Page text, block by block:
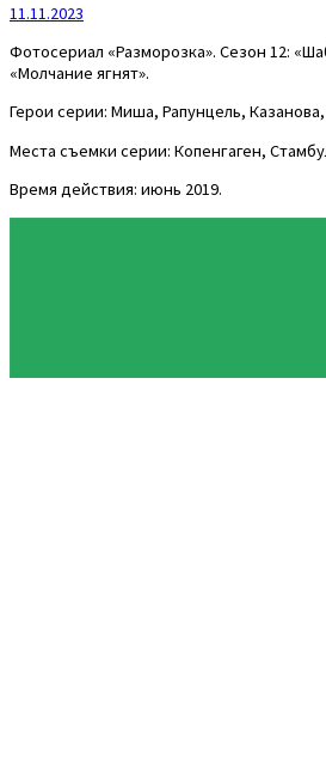
11.11.2023
Фотосериал «Разморозка». Сезон 12:
«Молчание ягнят».
Герои серии: Миша, Рапунцель,
Места съемки серии: Копенгаген,
Время действия: июнь 2019.